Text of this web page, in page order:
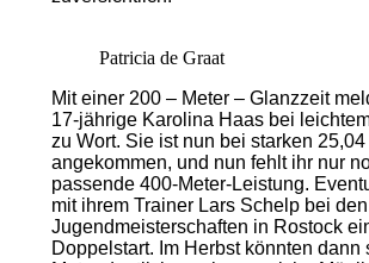
Patricia de Graat
Mit einer 200 – Meter – Glanzzeit
17-jährige Karolina Haas bei
zu Wort. Sie ist nun bei starken
angekommen, und nun fehlt ihr nur
passende 400-Meter-Leistung.
mit ihrem Trainer Lars Schelp bei
Jugendmeisterschaften in Rostock
Doppelstart. Im Herbst könnten dann